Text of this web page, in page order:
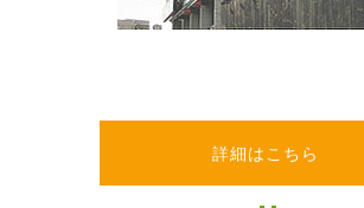
詳細はこちら